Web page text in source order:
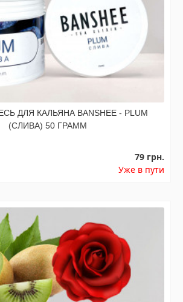
ДЛЯ КАЛЬЯНА BANSHEE - PLUM
(СЛИВА) 50 ГРАММ
79 грн.
Уже в пути